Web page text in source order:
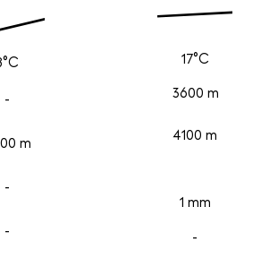
-
m
-
-
17°C
3600 m
4100 m
1 mm
-